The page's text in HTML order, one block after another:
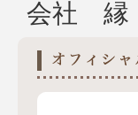
会社 縁